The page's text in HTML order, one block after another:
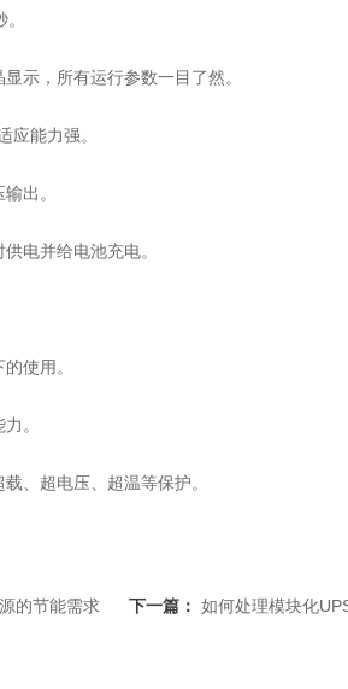
示，所有运行参数一目了然。
能力强。
出。
电并给电池充电。
使用。
。
、超电压、超温等保护。
的节能需求 下一篇： 如何处理模块化